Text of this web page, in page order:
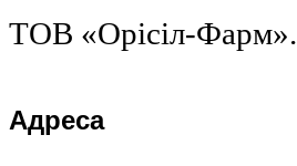
ТОВ «Орісіл-Фарм».
Адреса